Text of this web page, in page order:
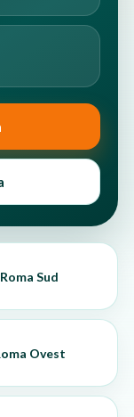
Roma Sud
Ovest